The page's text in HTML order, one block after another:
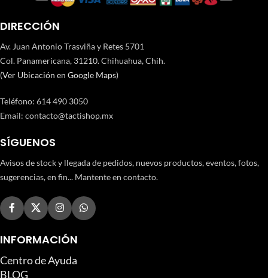
DIRECCIÓN
Av. Juan Antonio Trasviña y Retes 5701
Col. Panamericana, 31210. Chihuahua, Chih.
(Ver Ubicación en Google Maps)
Teléfono: 614 490 3050
Email: contacto@tactishop.mx
SÍGUENOS
Avisos de stock y llegada de pedidos, nuevos productos, eventos, fotos,
sugerencias, en fin... Mantente en contacto.
INFORMACIÓN
Centro de Ayuda
BLOG